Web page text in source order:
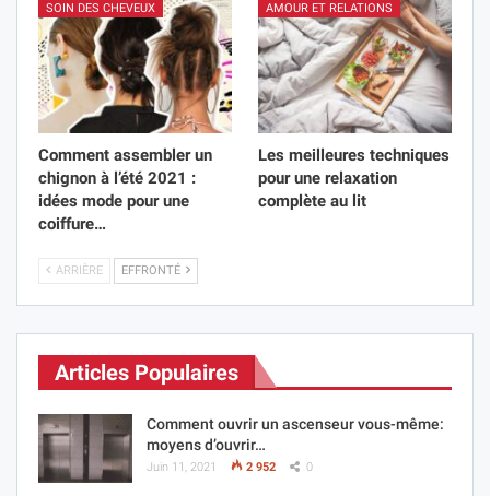
SOIN DES CHEVEUX
Comment assembler un
chignon à l’été 2021 :
idées mode pour une
coiffure…
AMOUR ET RELATIONS
Les meilleures techniques
pour une relaxation
complète au lit
ARRIÈRE EFFRONTÉ
Articles Populaires
Comment ouvrir un ascenseur vous-même:
moyens d’ouvrir…
Juin 11, 2021 2 952 0